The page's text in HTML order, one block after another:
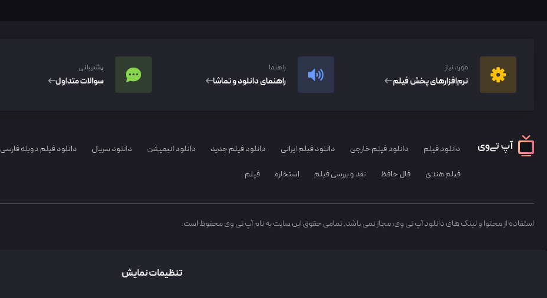
مورد نیاز
نرم‌افزار‌های پخش فیلم
راهنما
راهنمای دانلود و تماشا
پشتیبانی
سوالات متداول
دانلود فیلم دانلود فیلم خارجی دانلود فیلم ایرانی دانلود فیلم جدید دانلود انیمیشن دانلود سریال دانلود فیلم دوبله فارسی
فیلم هندی فال حافظ نقد و بررسی فیلم استخاره فیلم
استفاده از محتوا و لینک های دانلود آپ تی وی، مجاز نمی باشد. تمامی حقوق این سایت به نام آپ تی وی محفوظ است.
تنظیمات نمایش